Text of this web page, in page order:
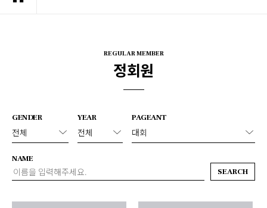
REGULAR MEMBER
정회원
GENDER YEAR PAGEANT
NAME
SEARCH